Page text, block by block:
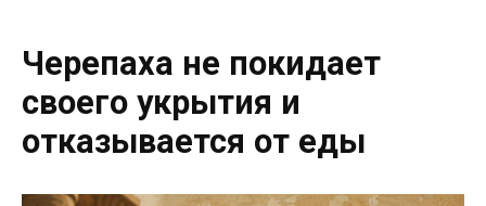
Черепаха не покидает
своего укрытия и
отказывается от еды